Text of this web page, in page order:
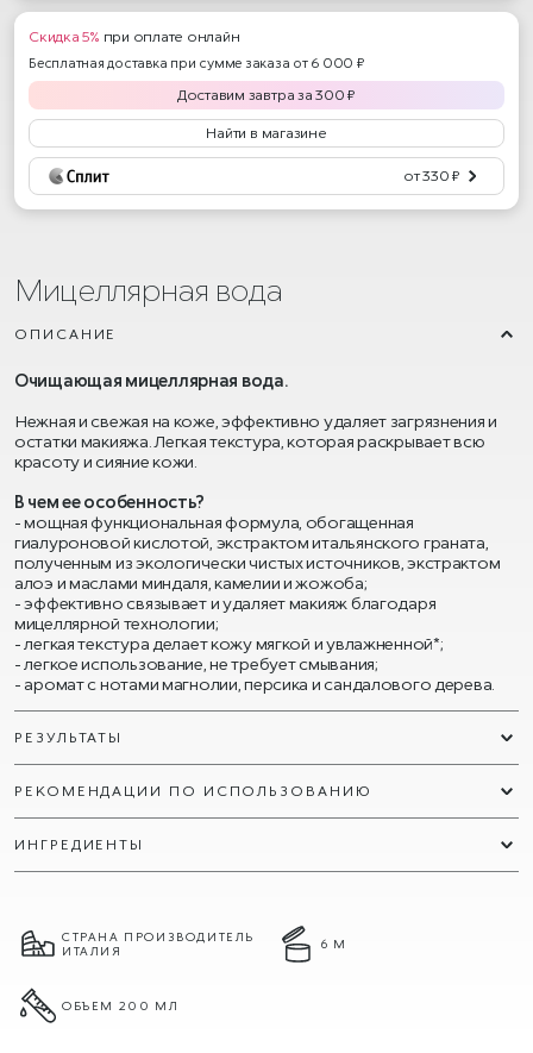
Скидка 5% при оплате онлайн
Бесплатная доставка при сумме заказа от 6 000 ₽
Доставим завтра за300 ₽
Найти в магазине
от 330 ₽
Мицеллярная вода
ОПИСАНИЕ
Очищающая мицеллярная вода.
Нежная и свежая на коже, эффективно удаляет загрязнения и
остатки макияжа. Легкая текстура, которая раскрывает всю
красоту и сияние кожи.
В чем ее особенность?
- мощная функциональная формула, обогащенная
гиалуроновой кислотой, экстрактом итальянского граната,
полученным из экологически чистых источников, экстрактом
алоэ и маслами миндаля, камелии и жожоба;
- эффективно связывает и удаляет макияж благодаря
мицеллярной технологии;
- легкая текстура делает кожу мягкой и увлажненной*;
- легкое использование, не требует смывания;
- аромат с нотами магнолии, персика и сандалового дерева.
РЕЗУЛЬТАТЫ
РЕКОМЕНДАЦИИ ПО ИСПОЛЬЗОВАНИЮ
ИНГРЕДИЕНТЫ
СТРАНА ПРОИЗВОДИТЕЛЬ
ИТАЛИЯ
6 М
ОБЪЕМ 200 МЛ